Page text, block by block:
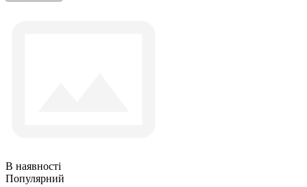
В наявності
Популярний